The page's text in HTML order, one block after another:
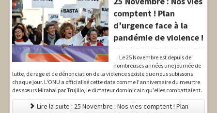
comptent ! Plan
d’urgence face à la
pandémie de violence !
Le 25 Novembre est depuis de
nombreuses années une journée de
lutte, de rage et de dénonciation de la violence sexiste que nous subissons
chaque jour. L'ONU a officialisé cette date comme l'anniversaire du meurtre
des sœurs Mirabal par Trujillo, le dictateur dominicain qu'elles combattaient.
Lire la suite : 25 Novembre : Nos vies comptent ! Plan